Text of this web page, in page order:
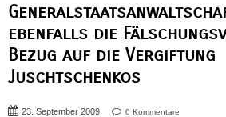
ebenfalls die
Bezug auf die Vergiftung
Juschtschenkos
23. September 2009 0 Kommentare